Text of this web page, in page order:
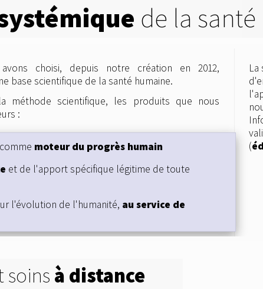
de la santé
avons choisi, depuis notre création en 2012,
base scientifique de la santé humaine.
méthode scientifique, les produits que nous
:
comme moteur du progrès humain
et de l'apport spécifique légitime de toute
l'évolution de l'humanité, au service de
(
soins à distance